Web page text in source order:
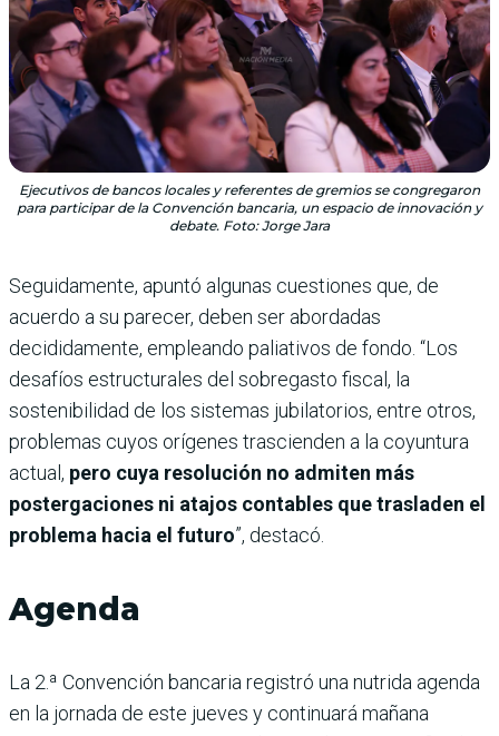
Ejecutivos de bancos locales y referentes de gremios se congregaron
para participar de la Convención bancaria, un espacio de innovación y
debate. Foto: Jorge Jara
Seguidamente, apuntó algunas cuestiones que, de
acuerdo a su parecer, deben ser abordadas
decididamente, empleando paliativos de fondo. “Los
desafíos estructurales del sobregasto fiscal, la
sostenibilidad de los sistemas jubilatorios, entre otros,
problemas cuyos orígenes trascienden a la coyuntura
actual, pero cuya resolución no admiten más
postergaciones ni atajos contables que trasladen el
problema hacia el futuro”, destacó.
Agenda
La 2.ª Convención bancaria registró una nutrida agenda
en la jornada de este jueves y continuará mañana